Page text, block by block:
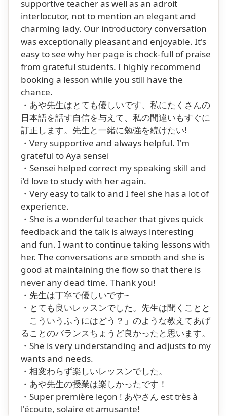
supportive teacher as well as an adroit
interlocutor, not to mention an elegant and
charming lady. Our introductory conversation
was exceptionally pleasant and enjoyable. It's
easy to see why her page is chock-full of praise
from grateful students. I highly recommend
booking a lesson while you still have the
chance.
・あや先生はとても優しいです、私にたくさんの
日本語を話す自信を与えて、私の間違いもすぐに
訂正します。先生と一緒に勉強を続けたい!
・Very supportive and always helpful. I'm
grateful to Aya sensei
・Sensei helped correct my speaking skill and
i’d love to study with her again.
・Very easy to talk to and I feel she has a lot of
experience.
・She is a wonderful teacher that gives quick
feedback and the talk is always interesting
and fun. I want to continue taking lessons with
her. The conversations are smooth and she is
good at maintaining the flow so that there is
never any dead time. Thank you!
・先生は丁寧で優しいです~
・とても良いレッスンでした。先生は聞くことと
「こういうふうにはどう？」のような教えてあげ
ることのバランスちょうど良かったと思います。
・She is very understanding and adjusts to my
wants and needs.
・相変わらず楽しいレッスンでした。
・あや先生の授業は楽しかったです！
・Super première leçon ! あやさん est très à
l'écoute, solaire et amusante!